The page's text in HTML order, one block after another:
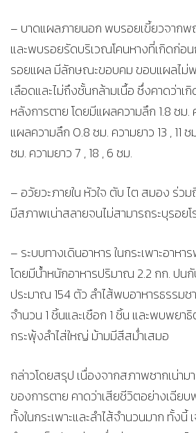
– บาดแผลภายนอก พบรอยเขี้ยวจาก
และพบรอยรัดบริเวณโคนหางที่เกิดก่อ
รอยแผล มีลักษณะขอบคม ขอบแผลไม่
เลือดและไม่ถึงชั้นกล้ามเนื้อ ซึ่งคาดว่าเ
หลังการตาย โดยมีแผลความลึก 1.8 ซม.
แผลความลึก 0.8 ซม. ความยาว 13 , 11
ซม. ความยาว 7 , 18 , 6 ซม.
– อวัยวะภายใน หัวใจ ตับ ไต สมอง ร่วม
มีสภาพเน่าสลายจนไม่สามารถระบุรอยโ
– ระบบทางเดินอาหาร ในกระเพาะอาห
โดยมีน้ำหนักอาหารปริมาณ 2.2 กก. ปน
ประมาณ 154 ตัว ลำไส้พบอาหารธรรม
จำนวน 1 ชิ้นและเชือก 1 ชิ้น และพบพยา
กระพุ้งลำไส่ใหญ่ ม้ามมีสีสม่ำเสมอ
กล่าวโดยสรุป เนื่องจากสภาพซากเน่า
ของการตาย คาดว่าเสียชีวิตอย่างเฉีย
ทั้งในกระเพาะและลำไส้จำนวนมาก ทั้งนี้